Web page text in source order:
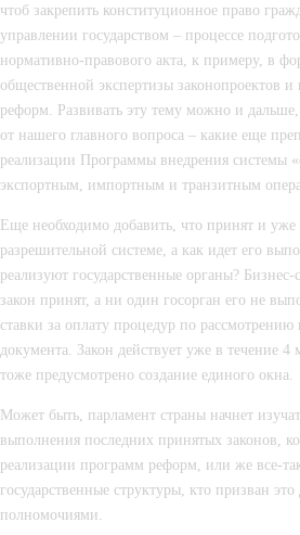
чтоб закрепить конституционное право
управлении государством – процессе
нормативно-правового акта, к примеру, в
общественной экспертизы законопроектов
реформ. Развивать эту тему можно и
от нашего главного вопроса – какие еще
реализации Программы внедрения системы
экспортным, импортным и транзитным
Еще необходимо добавить, что принят и уже
разрешительной системе, а как идет его
реализуют государственные органы?
закон принят, а ни один госорган его не
ставки за оплату процедур по рассмотрению
документа. Закон действует уже в течение 4
тоже предусмотрено создание единого окна.
Может быть, парламент страны начнет
выполнения последних принятых законов,
реализации программ реформ, или же все-
государственные структуры, кто призван это
полномочиями.